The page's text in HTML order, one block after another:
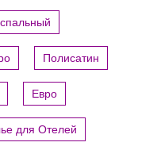
Полисатин
Евро
для Отелей